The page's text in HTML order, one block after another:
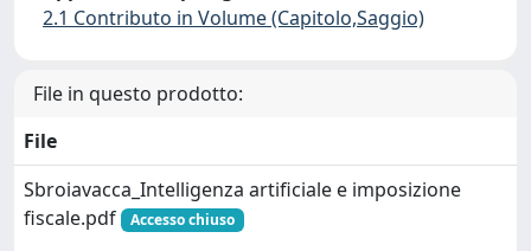
2.1 Contributo in Volume (Capitolo,Saggio)
File in questo prodotto:
File
Sbroiavacca_Intelligenza artificiale e imposizione
fiscale.pdf
Accesso chiuso